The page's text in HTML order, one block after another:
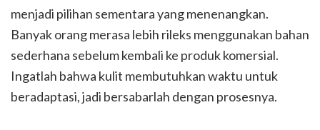
menjadi pilihan sementara yang menenangkan.
Banyak orang merasa lebih rileks menggunakan bahan
sederhana sebelum kembali ke produk komersial.
Ingatlah bahwa kulit membutuhkan waktu untuk
beradaptasi, jadi bersabarlah dengan prosesnya.